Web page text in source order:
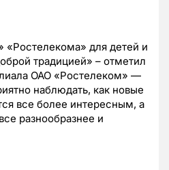
«Ростелекома» для детей и
традицией» – отметил
ОАО «Ростелеком» —
наблюдать, как новые
все более интересным, а
разнообразнее и